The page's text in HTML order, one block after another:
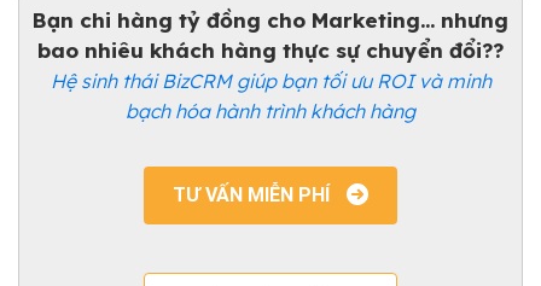
Bạn chi hàng tỷ đồng cho Marketing... nhưng
bao nhiêu khách hàng thực sự chuyển đổi??
Hệ sinh thái BizCRM giúp bạn tối ưu ROI và minh
bạch hóa hành trình khách hàng
TƯ VẤN MIỄN PHÍ